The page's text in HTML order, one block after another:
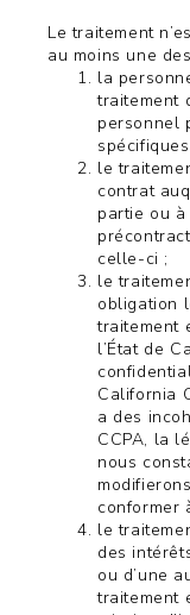
Le traitement
au moins une
la
traitement
personnel
le
contrat
partie ou à
celle-ci ;
le
obligation
traitement
l’État de
California
a des
CCPA, la
nous
conformer
le
des
ou d’une
traitement